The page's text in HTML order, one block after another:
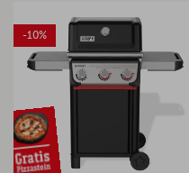
-10%